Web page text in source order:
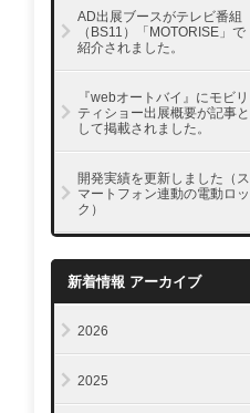
AD出展ブースがテレビ番組
（BS11）「MOTORISE」で
紹介されました。
『webオートバイ』にモビリ
ティショー出展概要が記事と
して掲載されました。
開発実績を更新しました（ス
マートフォン連動の電動ロッ
ク）
新着情報 アーカイブ
2026
2025